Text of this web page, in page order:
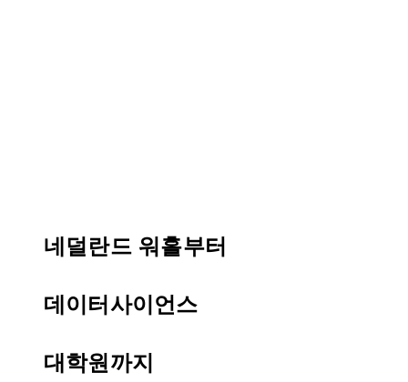
네덜란드 워홀부터
데이터사이언스
대학원까지